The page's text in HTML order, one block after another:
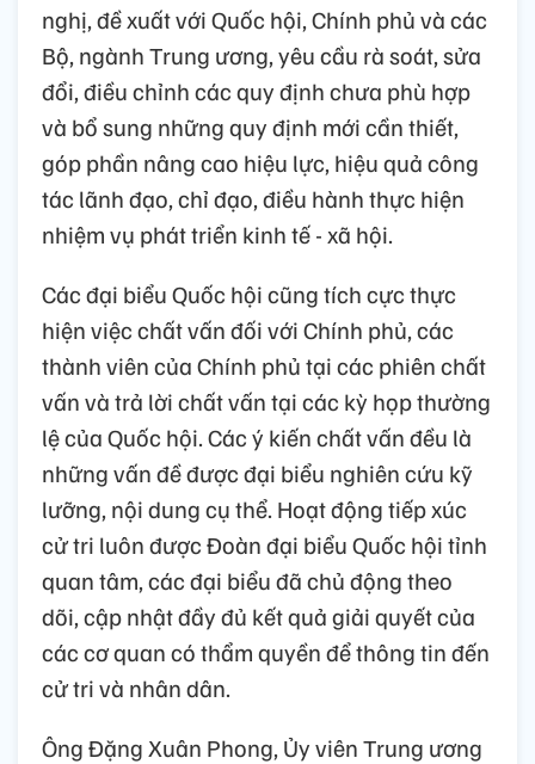
nghị, đề xuất với Quốc hội, Chính phủ và các
Bộ, ngành Trung ương, yêu cầu rà soát, sửa
đổi, điều chỉnh các quy định chưa phù hợp
và bổ sung những quy định mới cần thiết,
góp phần nâng cao hiệu lực, hiệu quả công
tác lãnh đạo, chỉ đạo, điều hành thực hiện
nhiệm vụ phát triển kinh tế - xã hội.
Các đại biểu Quốc hội cũng tích cực thực
hiện việc chất vấn đối với Chính phủ, các
thành viên của Chính phủ tại các phiên chất
vấn và trả lời chất vấn tại các kỳ họp thường
lệ của Quốc hội. Các ý kiến chất vấn đều là
những vấn đề được đại biểu nghiên cứu kỹ
lưỡng, nội dung cụ thể. Hoạt động tiếp xúc
cử tri luôn được Đoàn đại biểu Quốc hội tỉnh
quan tâm, các đại biểu đã chủ động theo
dõi, cập nhật đầy đủ kết quả giải quyết của
các cơ quan có thẩm quyền để thông tin đến
cử tri và nhân dân.
Ông Đặng Xuân Phong, Ủy viên Trung ương